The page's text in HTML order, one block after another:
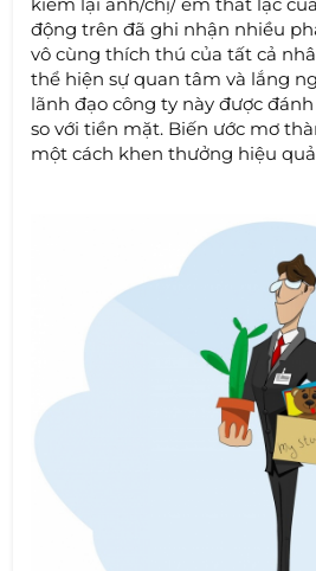
động trên đã ghi nhận nhiều
vô cùng thích thú của tất cả
thể hiện sự quan tâm và lắng
lãnh đạo công ty này được
so với tiền mặt. Biến ước mơ
một cách khen thưởng hiệu